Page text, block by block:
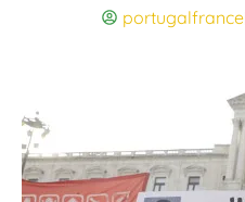
portugalfrance